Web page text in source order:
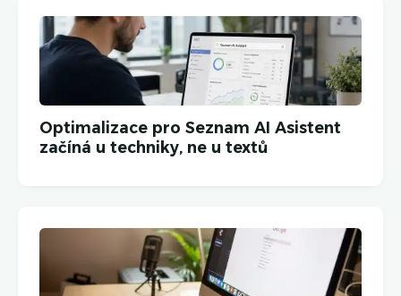
Optimalizace pro Seznam AI Asistent
začíná u techniky, ne u textů